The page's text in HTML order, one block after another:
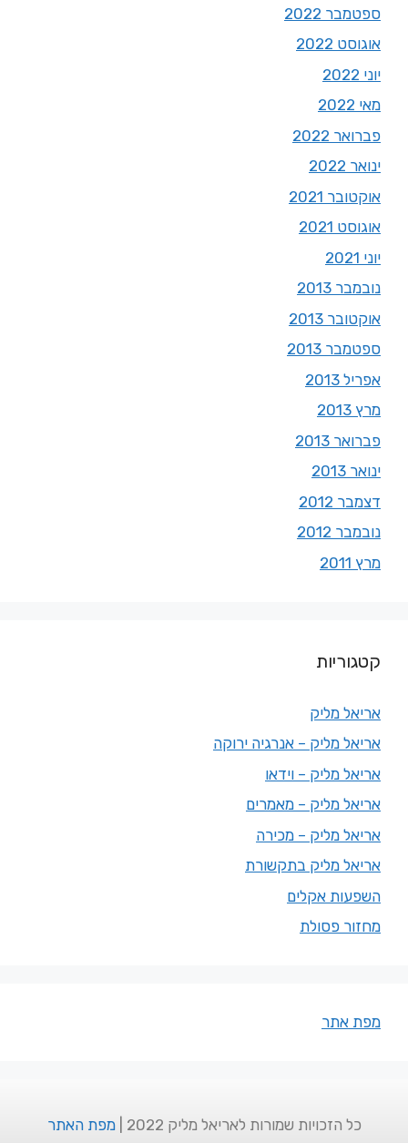
ספטמבר 2022
אוגוסט 2022
יוני 2022
מאי 2022
פברואר 2022
ינואר 2022
אוקטובר 2021
אוגוסט 2021
יוני 2021
נובמבר 2013
אוקטובר 2013
ספטמבר 2013
אפריל 2013
מרץ 2013
פברואר 2013
ינואר 2013
דצמבר 2012
נובמבר 2012
מרץ 2011
קטגוריות
אריאל מליק
אריאל מליק – אנרגיה ירוקה
אריאל מליק – וידאו
אריאל מליק – מאמרים
אריאל מליק – מכירה
אריאל מליק בתקשורת
השפעות אקלים
מחזור פסולת
מפת אתר
כל הזכויות שמורות לאריאל מליק 2022 | מפת האתר